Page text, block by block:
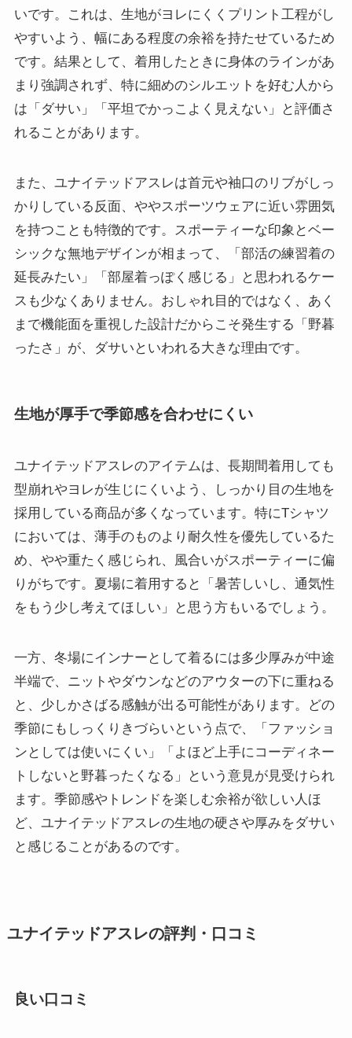
いです。これは、生地がヨレにくくプリント工程がし
やすいよう、幅にある程度の余裕を持たせているため
です。結果として、着用したときに身体のラインがあ
まり強調されず、特に細めのシルエットを好む人から
は「ダサい」「平坦でかっこよく見えない」と評価さ
れることがあります。
また、ユナイテッドアスレは首元や袖口のリブがしっ
かりしている反面、ややスポーツウェアに近い雰囲気
を持つことも特徴的です。スポーティーな印象とベー
シックな無地デザインが相まって、「部活の練習着の
延長みたい」「部屋着っぽく感じる」と思われるケー
スも少なくありません。おしゃれ目的ではなく、あく
まで機能面を重視した設計だからこそ発生する「野暮
ったさ」が、ダサいといわれる大きな理由です。
生地が厚手で季節感を合わせにくい
ユナイテッドアスレのアイテムは、長期間着用しても
型崩れやヨレが生じにくいよう、しっかり目の生地を
採用している商品が多くなっています。特にTシャツ
においては、薄手のものより耐久性を優先しているた
め、やや重たく感じられ、風合いがスポーティーに偏
りがちです。夏場に着用すると「暑苦しいし、通気性
をもう少し考えてほしい」と思う方もいるでしょう。
一方、冬場にインナーとして着るには多少厚みが中途
半端で、ニットやダウンなどのアウターの下に重ねる
と、少しかさばる感触が出る可能性があります。どの
季節にもしっくりきづらいという点で、「ファッショ
ンとしては使いにくい」「よほど上手にコーディネー
トしないと野暮ったくなる」という意見が見受けられ
ます。季節感やトレンドを楽しむ余裕が欲しい人ほ
ど、ユナイテッドアスレの生地の硬さや厚みをダサい
と感じることがあるのです。
ユナイテッドアスレの評判・口コミ
良い口コミ